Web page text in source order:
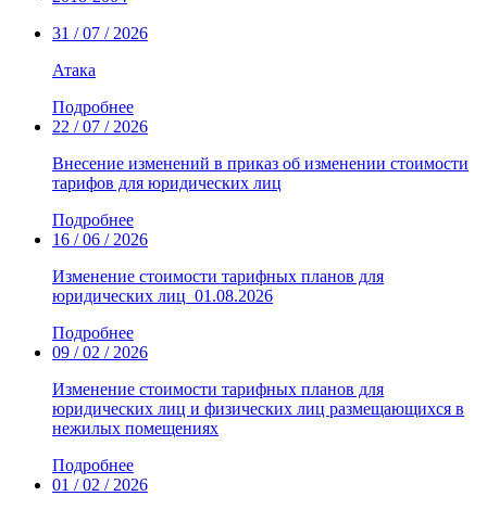
31 / 07 / 2026
Атака
Подробнее
22 / 07 / 2026
Внесение изменений в приказ об изменении стоимости
тарифов для юридических лиц
Подробнее
16 / 06 / 2026
Изменение стоимости тарифных планов для
юридических лиц_01.08.2026
Подробнее
09 / 02 / 2026
Изменение стоимости тарифных планов для
юридических лиц и физических лиц размещающихся в
нежилых помещениях
Подробнее
01 / 02 / 2026